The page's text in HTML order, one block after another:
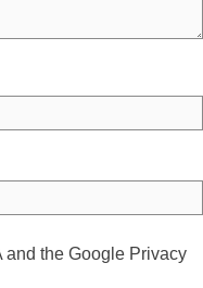
and the Google Privacy